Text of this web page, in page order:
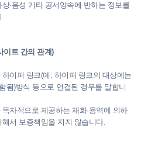
·음성 기타 공서양속에 반하는 정보를
이트 간의 관계)
이퍼 링크(예: 하이퍼 링크의 대상에는
됨)방식 등으로 연결된 경우를 말합니
자적으로 제공하는 재화·용역에 의하
서 보증책임을 지지 않습니다.